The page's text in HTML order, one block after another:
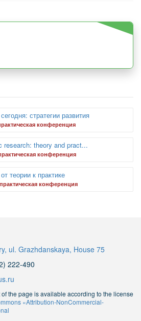
стратегии развития
конференция
research: theory and pract...
конференция
теории к практике
конференция
ul. Grazhdanskaya, House 75
222-490
the page is available according to the license
«Attribution-NonCommercial-